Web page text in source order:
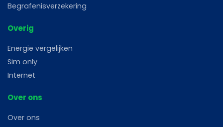
Begrafenisverzekering
Overig
Energie vergelijken
Sim only
Internet
Over ons
Over ons